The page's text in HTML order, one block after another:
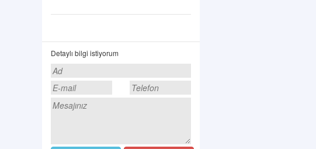
Detaylı bilgi istiyorum